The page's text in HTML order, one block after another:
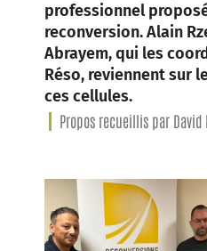
professionnel
reconversion. Alain
Abrayem, qui les
Réso, reviennent sur
ces cellules.
Propos recueillis par David